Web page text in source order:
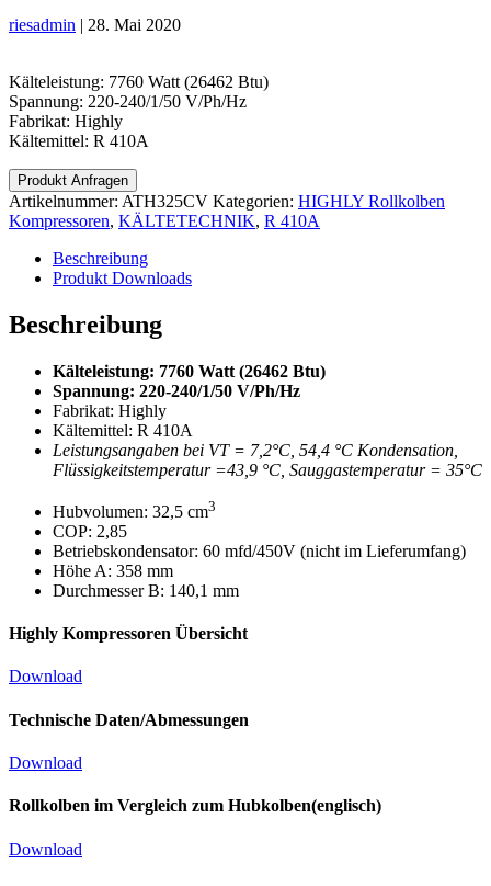
riesadmin | 28. Mai 2020
Kälteleistung: 7760 Watt (26462 Btu)
Spannung: 220-240/1/50 V/Ph/Hz
Fabrikat: Highly
Kältemittel: R 410A
Produkt Anfragen
Artikelnummer: ATH325CV Kategorien: HIGHLY Rollkolben
Kompressoren, KÄLTETECHNIK, R 410A
Beschreibung
Produkt Downloads
Beschreibung
Kälteleistung: 7760 Watt (26462 Btu)
Spannung: 220-240/1/50 V/Ph/Hz
Fabrikat: Highly
Kältemittel: R 410A
Leistungsangaben bei VT = 7,2°C, 54,4 °C Kondensation,
Flüssigkeitstemperatur =43,9 °C, Sauggastemperatur = 35°C
Hubvolumen: 32,5 cm3
COP: 2,85
Betriebskondensator: 60 mfd/450V (nicht im Lieferumfang)
Höhe A: 358 mm
Durchmesser B: 140,1 mm
Highly Kompressoren Übersicht
Download
Technische Daten/Abmessungen
Download
Rollkolben im Vergleich zum Hubkolben(englisch)
Download